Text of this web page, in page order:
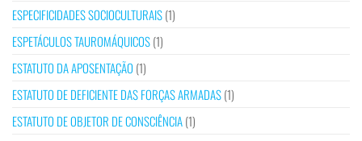
ESPECIFICIDADES SOCIOCULTURAIS(1)
ESPETÁCULOS TAUROMÁQUICOS(1)
ESTATUTO DA APOSENTAÇÃO (1)
ESTATUTO DE DEFICIENTE DAS FORÇAS ARMADAS(1)
ESTATUTO DE OBJETOR DE CONSCIÊNCIA(1)